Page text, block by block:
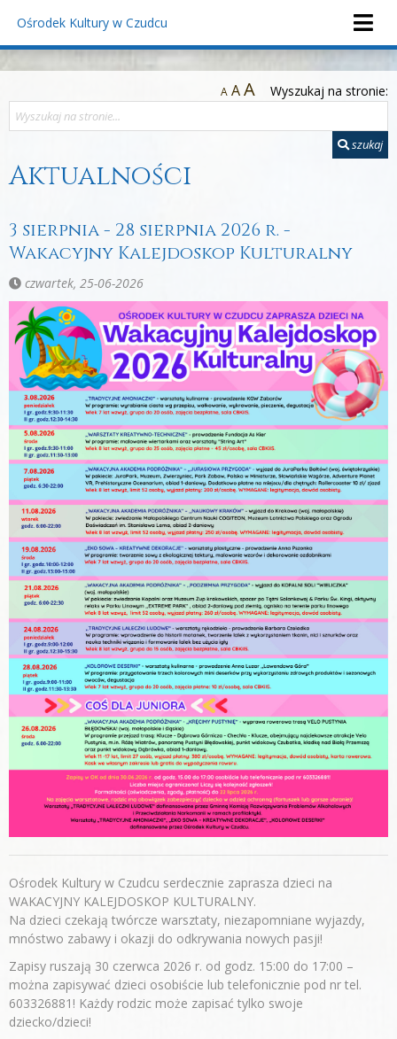
Ośrodek Kultury w Czudcu
A AA Wyszukaj na stronie:
szukaj
Aktualności
3 sierpnia - 28 sierpnia 2026 r. -
Wakacyjny Kalejdoskop Kulturalny
czwartek, 25-06-2026
Ośrodek Kultury w Czudcu serdecznie zaprasza dzieci na
WAKACYJNY KALEJDOSKOP KULTURALNY.
Na dzieci czekają twórcze warsztaty, niezapomniane wyjazdy,
mnóstwo zabawy i okazji do odkrywania nowych pasji!
Zapisy ruszają 30 czerwca 2026 r. od godz. 15:00 do 17:00 –
można zapisywać dzieci osobiście lub telefonicznie pod nr tel.
603326881! Każdy rodzic może zapisać tylko swoje
dziecko/dzieci!